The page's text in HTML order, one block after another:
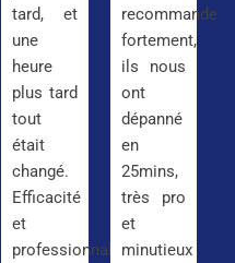
tard, et
une
heure
plus tard
tout
était
changé.
Efficacité
et
professionnalisme
recommande
fortement,
ils nous
ont
dépanné
en
25mins,
très pro
et
minutieux